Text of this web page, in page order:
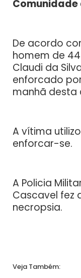
De acordo
homem de
Claudi da
enforcado
manhã desta
A vítima
enforcar-se.
A Policia
Cascavel fez
necropsia.
Veja Também: